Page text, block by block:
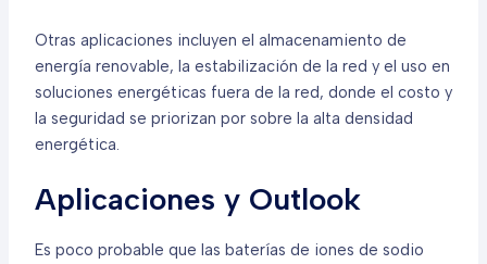
Otras aplicaciones incluyen el almacenamiento de
energía renovable, la estabilización de la red y el uso en
soluciones energéticas fuera de la red, donde el costo y
la seguridad se priorizan por sobre la alta densidad
energética.
Aplicaciones y Outlook
Es poco probable que las baterías de iones de sodio